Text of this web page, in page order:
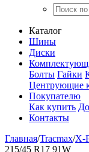
Каталог
Шины
Диски
Болты Гайки
Центрующие
Покупателю
Как купить
Контакты
Главная/Tracmax/X-
215/45 R17 91W